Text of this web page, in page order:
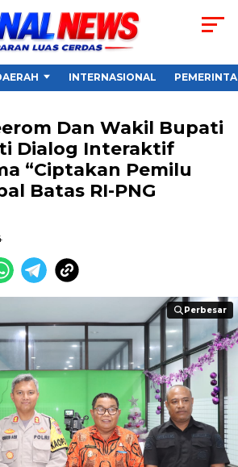
INTERNASIONAL
Dan Wakil Bupati
Dialog Interaktif
“Ciptakan Pemilu
Batas RI-PNG
Perbesar
Perbesar